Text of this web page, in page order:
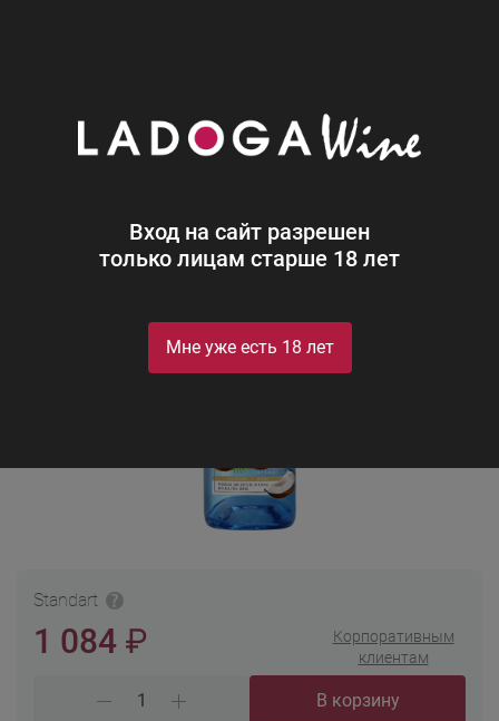
Вход на сайт разрешен
только лицам старше 18 лет
Мне уже есть 18 лет
Царская Оригинальная Кокос
Царская Оригинальная Кокос
Standart
1 084 ₽
Корпоративным
клиентам
В корзину